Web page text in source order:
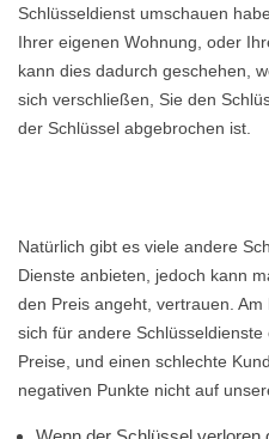
Schlüsseldienst umschauen
Ihrer eigenen Wohnung, oder
kann dies dadurch geschehen,
sich verschließen, Sie den
der Schlüssel abgebrochen ist.
Natürlich gibt es viele andere
Dienste anbieten, jedoch kann
den Preis angeht, vertrauen.
sich für andere
Preise, und einen schlechte
negativen Punkte nicht auf